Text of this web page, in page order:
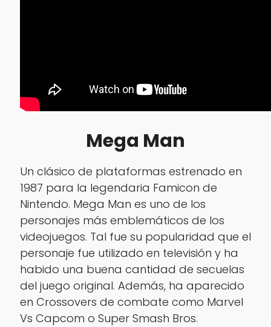
Mega Man
Un clásico de plataformas estrenado en
1987 para la legendaria Famicon de
Nintendo. Mega Man es uno de los
personajes más emblemáticos de los
videojuegos. Tal fue su popularidad que el
personaje fue utilizado en televisión y ha
habido una buena cantidad de secuelas
del juego original. Además, ha aparecido
en Crossovers de combate como Marvel
Vs Capcom o Super Smash Bros.